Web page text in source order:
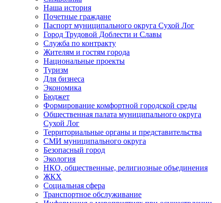
Наша история
Почетные граждане
Паспорт муниципального округа Сухой Лог
Город Трудовой Доблести и Славы
Служба по контракту
Жителям и гостям города
Национальные проекты
Туризм
Для бизнеса
Экономика
Бюджет
Формирование комфортной городской среды
Общественная палата муниципального округа
Сухой Лог
Территориальные органы и представительства
СМИ муниципального округа
Безопасный город
Экология
НКО, общественные, религиозные объединения
ЖКХ
Социальная сфера
Транспортное обслуживание